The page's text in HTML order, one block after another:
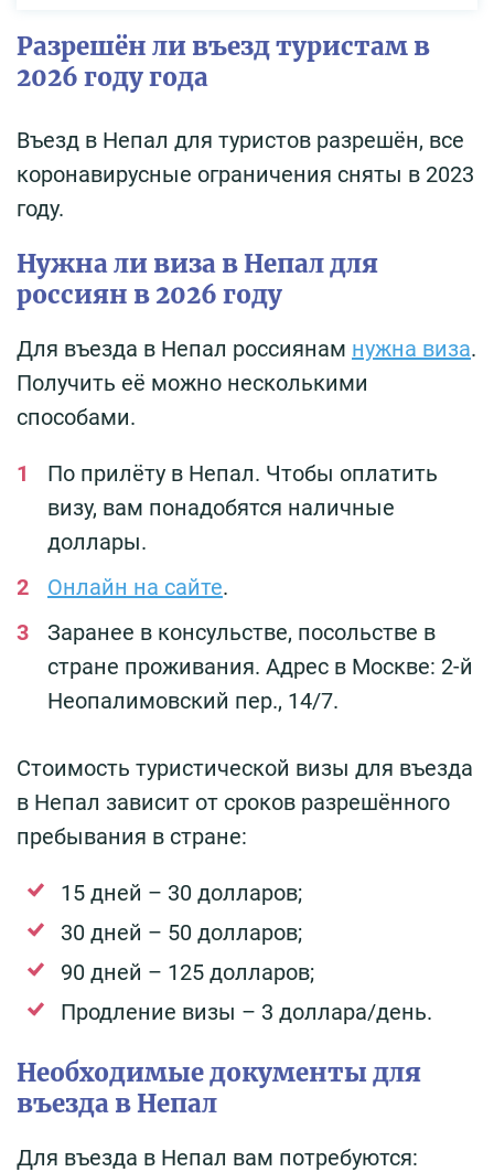
Разрешён ли въезд туристам в
2026 году года
Въезд в Непал для туристов разрешён, все
коронавирусные ограничения сняты в 2023
году.
Нужна ли виза в Непал для
россиян в 2026 году
Для въезда в Непал россиянам нужна виза.
Получить её можно несколькими
способами.
По прилёту в Непал. Чтобы оплатить
визу, вам понадобятся наличные
доллары.
Онлайн на сайте.
Заранее в консульстве, посольстве в
стране проживания. Адрес в Москве: 2-й
Неопалимовский пер., 14/7.
Стоимость туристической визы для въезда
в Непал зависит от сроков разрешённого
пребывания в стране:
15 дней – 30 долларов;
30 дней – 50 долларов;
90 дней – 125 долларов;
Продление визы – 3 доллара/день.
Необходимые документы для
въезда в Непал
Для въезда в Непал вам потребуются: